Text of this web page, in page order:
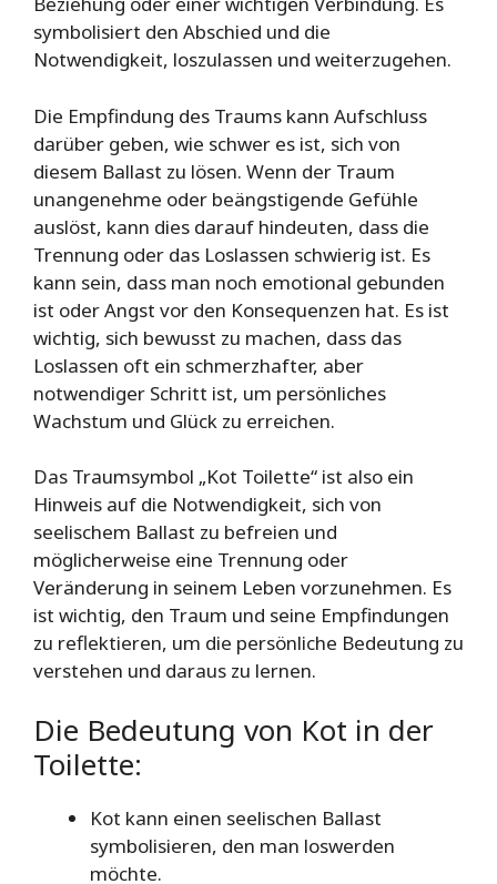
symbolisiert den Abschied und die
Notwendigkeit, loszulassen und weiterzugehen.
Die Empfindung des Traums kann Aufschluss
darüber geben, wie schwer es ist, sich von
diesem Ballast zu lösen. Wenn der Traum
unangenehme oder beängstigende Gefühle
auslöst, kann dies darauf hindeuten, dass die
Trennung oder das Loslassen schwierig ist. Es
kann sein, dass man noch emotional gebunden
ist oder Angst vor den Konsequenzen hat. Es ist
wichtig, sich bewusst zu machen, dass das
Loslassen oft ein schmerzhafter, aber
notwendiger Schritt ist, um persönliches
Wachstum und Glück zu erreichen.
Das Traumsymbol „Kot Toilette“ ist also ein
Hinweis auf die Notwendigkeit, sich von
seelischem Ballast zu befreien und
möglicherweise eine Trennung oder
Veränderung in seinem Leben vorzunehmen. Es
ist wichtig, den Traum und seine Empfindungen
zu reflektieren, um die persönliche Bedeutung zu
verstehen und daraus zu lernen.
Die Bedeutung von Kot in der
Toilette:
Kot kann einen seelischen Ballast
symbolisieren, den man loswerden
möchte.